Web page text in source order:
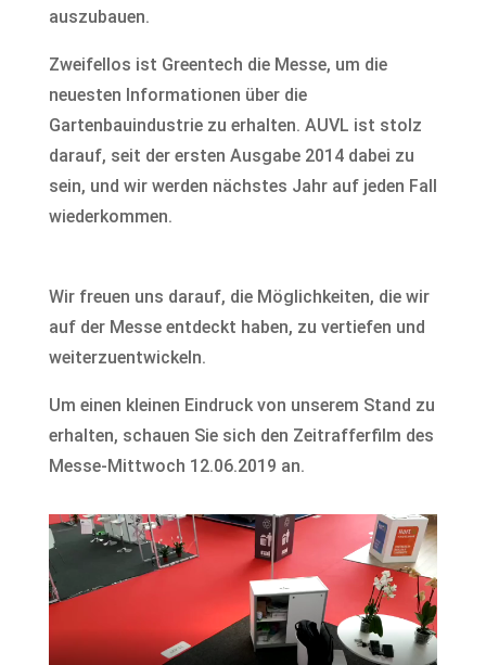
auszubauen.
Zweifellos ist Greentech die Messe, um die
neuesten Informationen über die
Gartenbauindustrie zu erhalten. AUVL ist stolz
darauf, seit der ersten Ausgabe 2014 dabei zu
sein, und wir werden nächstes Jahr auf jeden Fall
wiederkommen.
Wir freuen uns darauf, die Möglichkeiten, die wir
auf der Messe entdeckt haben, zu vertiefen und
weiterzuentwickeln.
Um einen kleinen Eindruck von unserem Stand zu
erhalten, schauen Sie sich den Zeitrafferfilm des
Messe-Mittwoch 12.06.2019 an.